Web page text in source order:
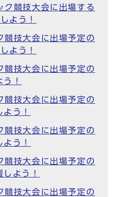
競技大会に出場する
よう！
技大会に出場予定の
よう！
技大会に出場予定の
！
技大会に出場予定の
う！
技大会に出場予定の
う！
技大会に出場予定の
よう！
技大会に出場予定の